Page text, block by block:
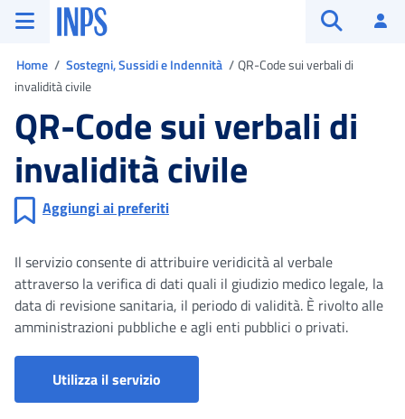
Vai al menu principale
Vai al contenuto principale
Vai al pie' di pagina
INPS ()
Home Sostegni, Sussidi e Indennità
QR-Code sui verbali di
invalidità civile
QR-Code sui verbali di
invalidità civile
Aggiungi ai preferiti
Il servizio consente di attribuire veridicità al verbale
attraverso la verifica di dati quali il giudizio medico legale, la
data di revisione sanitaria, il periodo di validità. È rivolto alle
amministrazioni pubbliche e agli enti pubblici o privati.
Utilizza il servizio